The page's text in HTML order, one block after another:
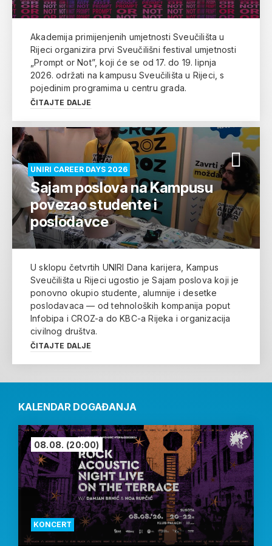
Akademija primijenjenih umjetnosti Sveučilišta u
Rijeci organizira prvi Sveučilišni festival umjetnosti
„Prompt or Not”, koji će se od 17. do 19. lipnja
2026. održati na kampusu Sveučilišta u Rijeci, s
pojedinim programima u centru grada.
ČITAJTE DALJE
UNIRI CAREER DAYS 2026
Sajam poslova na Kampusu
povezao studente i
poslodavce
U sklopu četvrtih UNIRI Dana karijera, Kampus
Sveučilišta u Rijeci ugostio je Sajam poslova koji je
ponovno okupio studente, alumnije i desetke
poslodavaca — od tehnoloških kompanija poput
Infobipa i CROZ-a do KBC-a Rijeka i organizacija
civilnog društva.
ČITAJTE DALJE
KALENDAR DOGAĐANJA
KONCERT
08.08. (20:00)